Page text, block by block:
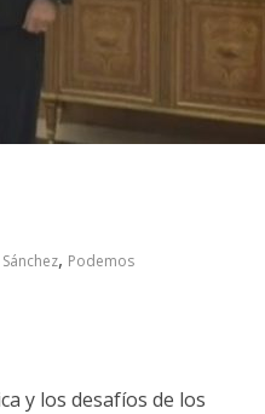
, Podemos
y los desafíos de los